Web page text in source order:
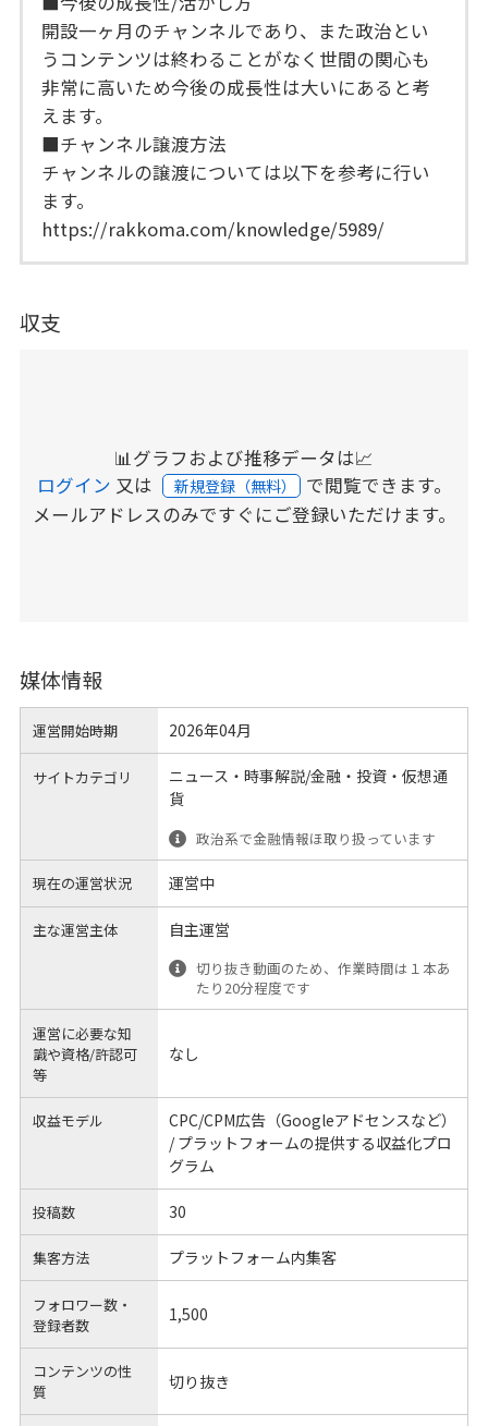
開設一ヶ月のチャンネルであり、また政治とい
うコンテンツは終わることがなく世間の関心も
非常に高いため今後の成長性は大いにあると考
えます。
■チャンネル譲渡方法
チャンネルの譲渡については以下を参考に行い
ます。
https://rakkoma.com/knowledge/5989/
収支
📊グラフおよび推移データは📈
ログイン 又は 新規登録（無料） で閲覧できます。
メールアドレスのみですぐにご登録いただけます。
媒体情報
運営開始時期 2026年04月
サイトカテゴリ
ニュース・時事解説/金融・投資・仮想通
貨
政治系で金融情報ほ取り扱っています
現在の運営状況 運営中
主な運営主体 自主運営
切り抜き動画のため、作業時間は１本あ
たり20分程度です
運営に必要な知
識や資格/許認可
等
なし
収益モデル
CPC/CPM広告（Googleアドセンスなど）
/ プラットフォームの提供する収益化プロ
グラム
投稿数 30
集客方法 プラットフォーム内集客
フォロワー数・
登録者数
1,500
コンテンツの性
質
切り抜き